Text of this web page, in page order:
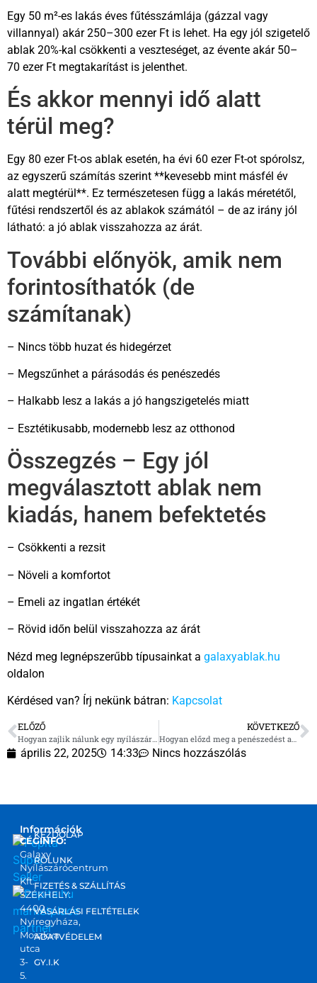
Egy 50 m²-es lakás éves fűtésszámlája (gázzal vagy
villannyal) akár 250–300 ezer Ft is lehet. Ha egy jól szigetelő
ablak 20%-kal csökkenti a veszteséget, az évente akár 50–
70 ezer Ft megtakarítást is jelenthet.
És akkor mennyi idő alatt
térül meg?
Egy 80 ezer Ft-os ablak esetén, ha évi 60 ezer Ft-ot spórolsz,
az egyszerű számítás szerint **kevesebb mint másfél év
alatt megtérül**. Ez természetesen függ a lakás méretétől,
fűtési rendszertől és az ablakok számától – de az irány jól
látható: a jó ablak visszahozza az árát.
További előnyök, amik nem
forintosíthatók (de
számítanak)
– Nincs több huzat és hidegérzet
– Megszűnhet a párásodás és penészedés
– Halkabb lesz a lakás a jó hangszigetelés miatt
– Esztétikusabb, modernebb lesz az otthonod
Összegzés – Egy jól
megválasztott ablak nem
kiadás, hanem befektetés
– Csökkenti a rezsit
– Növeli a komfortot
– Emeli az ingatlan értékét
– Rövid időn belül visszahozza az árát
Nézd meg legnépszerűbb típusainkat a galaxyablak.hu
oldalon
Kérdésed van? Írj nekünk bátran: Kapcsolat
ELŐZŐ KÖVETKEZŐ
Hogyan előzd meg a penészedést az ablakcsere után?
április 22, 2025 14:33 Nincs hozzászólás
marketplace
partner
Információk
CÉGINFO:
Galaxy
Nyílászárócentrum
Kft.
SZÉKHELY:
4400
Nyíregyháza,
Moszkva
utca
3-
5.
KEZDŐLAP
RÓLUNK
FIZETÉS & SZÁLLÍTÁS
VÁSÁRLÁSI FELTÉTELEK
ADATVÉDELEM
GY.I.K